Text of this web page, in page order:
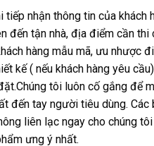
tiếp nhận thông tin của khách
đến tận nhà, địa điểm cần
hàng mẫu mã, ưu nhược
kế ( nếu khách hàng yêu
tôi luôn cố gắng để
đến tay người tiêu dùng. Các
liên lạc ngay cho chúng
ưng ý nhất.